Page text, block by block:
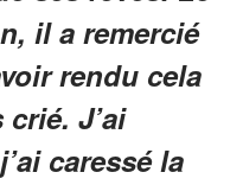
il a remercié
rendu cela
J’ai
caressé la